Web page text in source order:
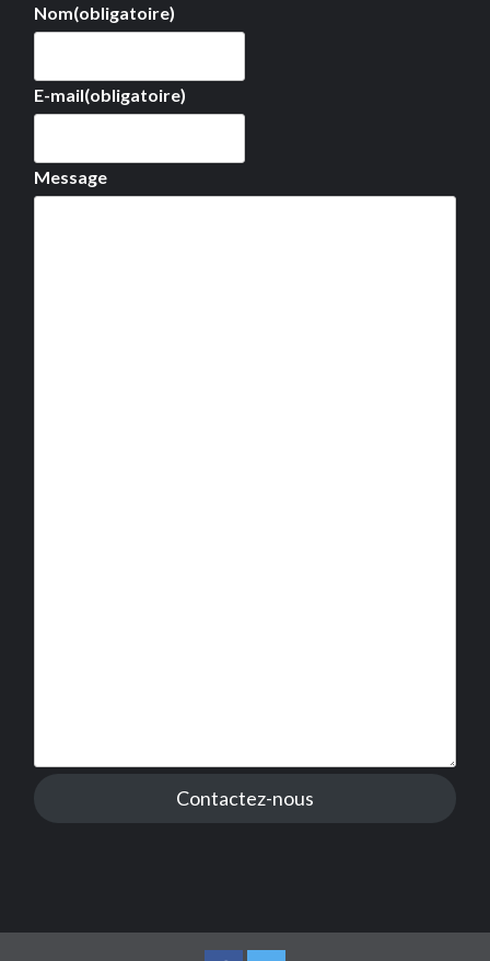
Nom(obligatoire)
E-mail(obligatoire)
Message
Contactez-nous